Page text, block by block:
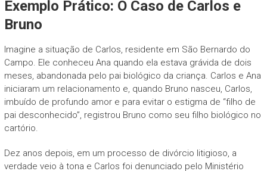
Exemplo Prático: O Caso de Carlos e
Bruno
Imagine a situação de Carlos, residente em São Bernardo do
Campo. Ele conheceu Ana quando ela estava grávida de dois
meses, abandonada pelo pai biológico da criança. Carlos e Ana
iniciaram um relacionamento e, quando Bruno nasceu, Carlos,
imbuído de profundo amor e para evitar o estigma de “filho de
pai desconhecido”, registrou Bruno como seu filho biológico no
cartório.
Dez anos depois, em um processo de divórcio litigioso, a
verdade veio à tona e Carlos foi denunciado pelo Ministério